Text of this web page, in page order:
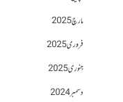
مارچ 2025
فروری 2025
جنوری 2025
دسمبر 2024